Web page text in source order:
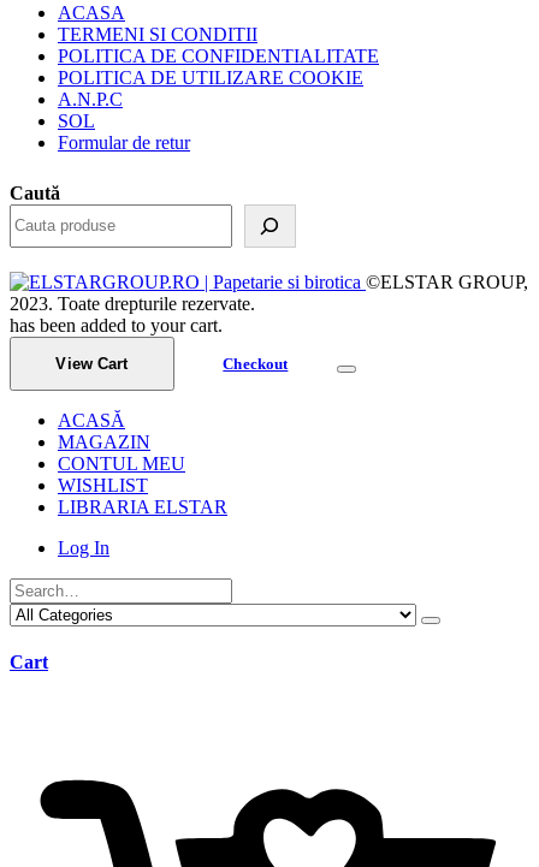
ACASA
TERMENI SI CONDITII
POLITICA DE CONFIDENTIALITATE
POLITICA DE UTILIZARE COOKIE
A.N.P.C
SOL
Formular de retur
Caută
©ELSTAR GROUP,
2023. Toate drepturile rezervate.
has been added to your cart.
View Cart Checkout
ACASĂ
MAGAZIN
CONTUL MEU
WISHLIST
LIBRARIA ELSTAR
Log In
Cart